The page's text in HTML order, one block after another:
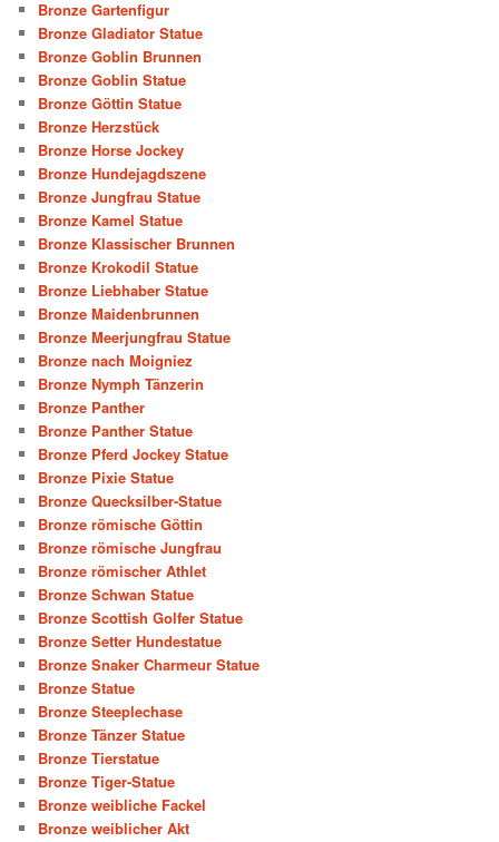
Bronze Gartenfigur
Bronze Gladiator Statue
Bronze Goblin Brunnen
Bronze Goblin Statue
Bronze Göttin Statue
Bronze Herzstück
Bronze Horse Jockey
Bronze Hundejagdszene
Bronze Jungfrau Statue
Bronze Kamel Statue
Bronze Klassischer Brunnen
Bronze Krokodil Statue
Bronze Liebhaber Statue
Bronze Maidenbrunnen
Bronze Meerjungfrau Statue
Bronze nach Moigniez
Bronze Nymph Tänzerin
Bronze Panther
Bronze Panther Statue
Bronze Pferd Jockey Statue
Bronze Pixie Statue
Bronze Quecksilber-Statue
Bronze römische Göttin
Bronze römische Jungfrau
Bronze römischer Athlet
Bronze Schwan Statue
Bronze Scottish Golfer Statue
Bronze Setter Hundestatue
Bronze Snaker Charmeur Statue
Bronze Statue
Bronze Steeplechase
Bronze Tänzer Statue
Bronze Tierstatue
Bronze Tiger-Statue
Bronze weibliche Fackel
Bronze weiblicher Akt